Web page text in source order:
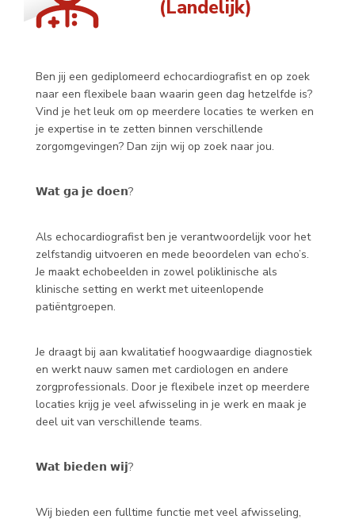
(Landelijk)
Ben jij een gediplomeerd echocardiografist en op zoek
naar een flexibele baan waarin geen dag hetzelfde is?
Vind je het leuk om op meerdere locaties te werken en
je expertise in te zetten binnen verschillende
zorgomgevingen? Dan zijn wij op zoek naar jou.
𝗪𝗮𝘁 𝗴𝗮 𝗷𝗲 𝗱𝗼𝗲𝗻?
Als echocardiografist ben je verantwoordelijk voor het
zelfstandig uitvoeren en mede beoordelen van echo’s.
Je maakt echobeelden in zowel poliklinische als
klinische setting en werkt met uiteenlopende
patiëntgroepen.
Je draagt bij aan kwalitatief hoogwaardige diagnostiek
en werkt nauw samen met cardiologen en andere
zorgprofessionals. Door je flexibele inzet op meerdere
locaties krijg je veel afwisseling in je werk en maak je
deel uit van verschillende teams.
𝗪𝗮𝘁 𝗯𝗶𝗲𝗱𝗲𝗻 𝘄𝗶𝗷?
Wij bieden een fulltime functie met veel afwisseling,